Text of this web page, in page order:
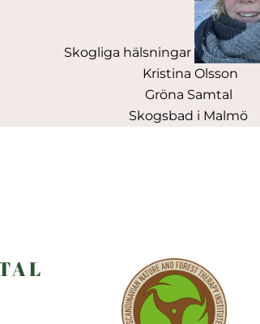
Skogliga hälsningar
Kristina Olsson
Gröna Samtal
Skogsbad i Malmö